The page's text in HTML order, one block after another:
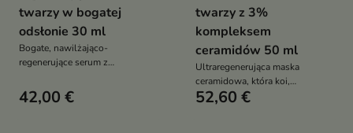
twarzy w bogatej
odsłonie 30 ml
Bogate, nawilżająco-
regenerujące serum z
które działa jak kojący opatrunek
dla suchej i wrażliwej skóry
42,00 €
twarzy z 3%
kompleksem
ceramidów 50 ml
Ultraregenerująca maska
ceramidowa, która koi,
odbudowuje i nawilża skórę już
52,60 €